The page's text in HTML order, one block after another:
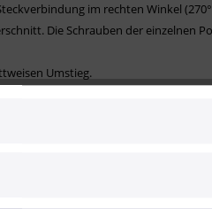
im rechten Winkel
Die Schrauben der einzelnen
Umstieg.